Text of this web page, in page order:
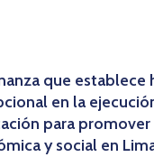
que establece
en la
para
y social en